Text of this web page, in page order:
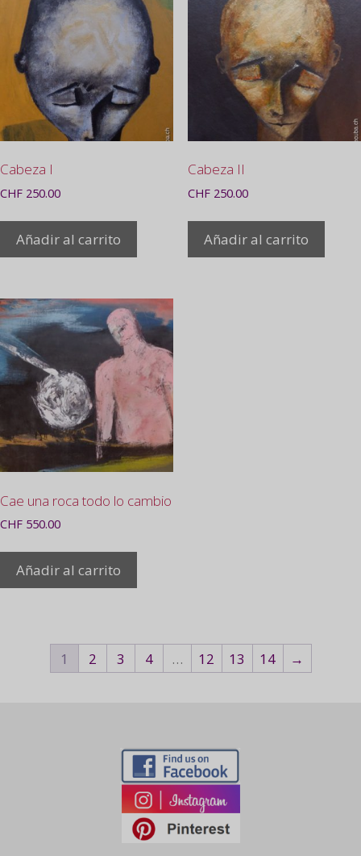
Cabeza I
CHF 250.00
Añadir al carrito
Cabeza II
CHF250.00
Añadir al carrito
Cae una roca todo lo cambio
CHF 550.00
Añadir al carrito
1 2 3 4 … 12 13 14 →